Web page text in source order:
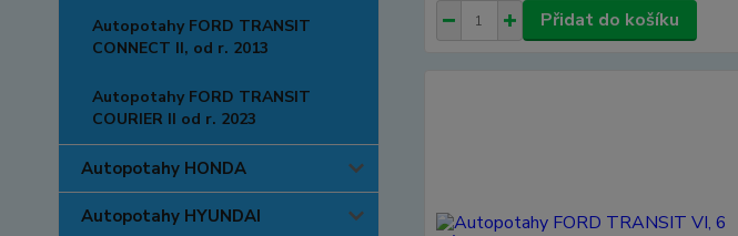
Autopotahy FORD TRANSIT
CONNECT II, od r. 2013
Autopotahy FORD TRANSIT
COURIER II od r. 2023
Autopotahy HONDA
Autopotahy HYUNDAI
Přidat do košíku